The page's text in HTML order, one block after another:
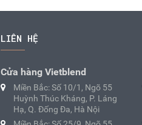
LIÊN HỆ
Cửa hàng Vietblend
Miền Bắc: Số 10/1, Ngõ 55
Huỳnh Thúc Kháng, P. Láng
Hạ, Q. Đống Đa, Hà Nội